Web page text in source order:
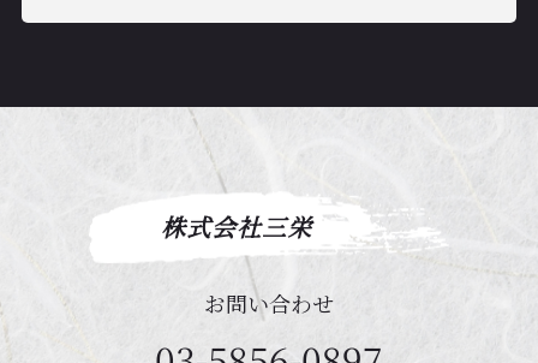
株式会社三栄
お問い合わせ